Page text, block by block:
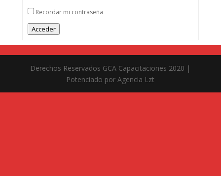
Recordar mi contraseña
Acceder
Derechos Reservados GCA Capacitaciones 2020 |
Potenciado por Agencia Lzt